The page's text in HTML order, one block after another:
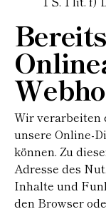
Wir verarbeiten
unsere Online-
können. Zu
Adresse des
Inhalte und
den Browser